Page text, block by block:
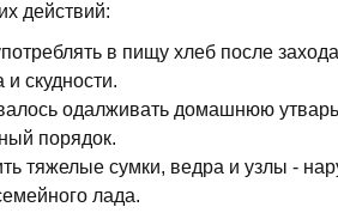
действий:
в пищу хлеб после
скудности.
одалживать домашнюю
порядок.
тяжелые сумки, ведра и узлы -
лада.